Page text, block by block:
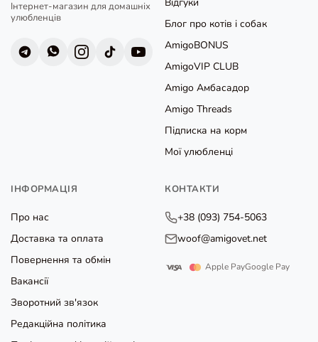
Інтернет-магазин для домашніх
улюбленців
Блог про котів і собак
AmigoBONUS
AmigoVIP CLUB
Amigo Амбасадор
Amigo Threads
Підписка на корм
Мої улюбленці
ІНФОРМАЦІЯ
Про нас
Доставка та оплата
Повернення та обмін
Вакансії
Зворотний зв'язок
Редакційна політика
КОНТАКТИ
+38 (093) 754-5063
woof@amigovet.net
Apple PayGoogle Pay